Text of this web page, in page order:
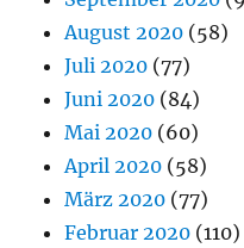
August 2020 (58)
Juli 2020 (77)
Juni 2020 (84)
Mai 2020 (60)
April 2020 (58)
März 2020 (77)
Februar 2020 (110)